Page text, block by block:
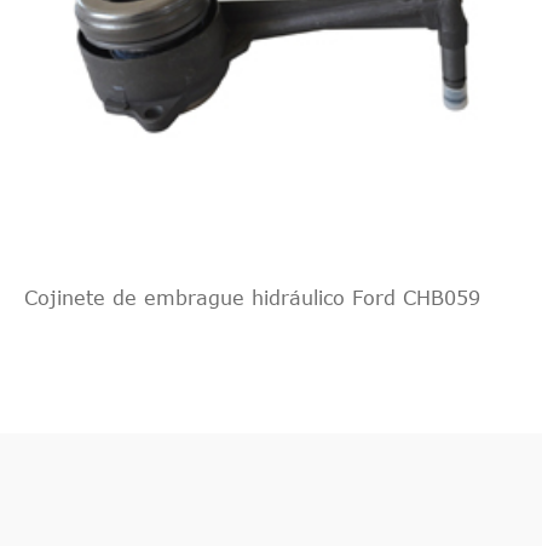
Cojinete de embrague hidráulico Ford CHB059